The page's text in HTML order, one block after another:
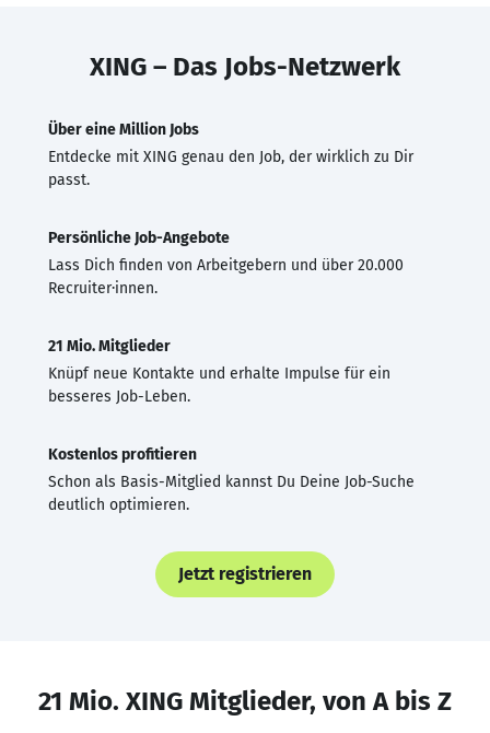
XING – Das Jobs-Netzwerk
Über eine Million Jobs
Entdecke mit XING genau den Job, der wirklich zu Dir
passt.
Persönliche Job-Angebote
Lass Dich finden von Arbeitgebern und über 20.000
Recruiter·innen.
21 Mio. Mitglieder
Knüpf neue Kontakte und erhalte Impulse für ein
besseres Job-Leben.
Kostenlos profitieren
Schon als Basis-Mitglied kannst Du Deine Job-Suche
deutlich optimieren.
Jetzt registrieren
21 Mio. XING Mitglieder, von A bis Z